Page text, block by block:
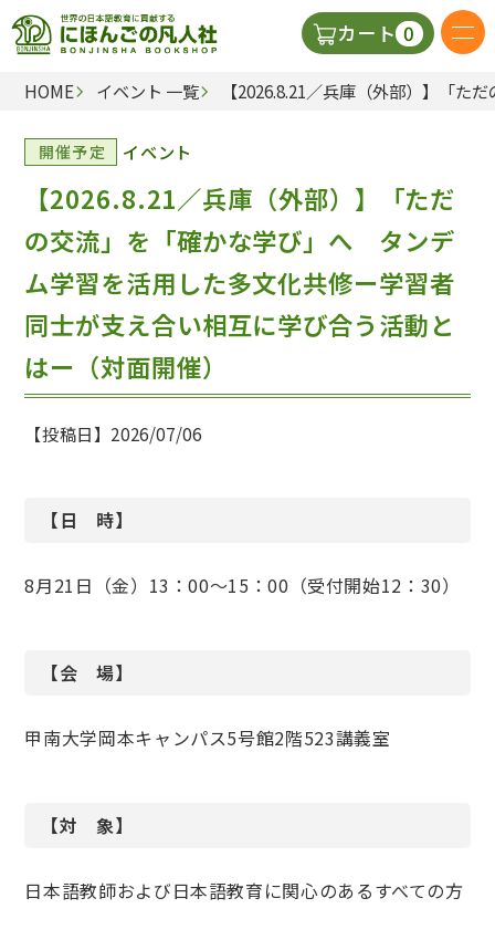
カート 0
日本語の教科書
辞典
教師用参考書
新
HOME イベント 一覧 【2026.8.21／兵庫（外部）】「
開催予定 イベント
【2026.8.21／兵庫（外部）】「ただ
の交流」を「確かな学び」へ タンデ
ム学習を活用した多文化共修ー学習者
同士が支え合い相互に学び合う活動と
はー（対面開催）
【投稿日】2026/07/06
【日 時】
8月21日（金）13：00～15：00（受付開始12：30）
【会 場】
甲南大学岡本キャンパス5号館2階523講義室
【対 象】
日本語教師および日本語教育に関心のあるすべての方